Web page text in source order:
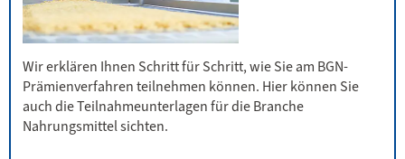
Wir erklären Ihnen Schritt für Schritt, wie Sie am BGN-
Prämienverfahren teilnehmen können. Hier können Sie
auch die Teilnahmeunterlagen für die Branche
Nahrungsmittel sichten.